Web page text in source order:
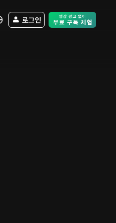
로그인 Free Trial -